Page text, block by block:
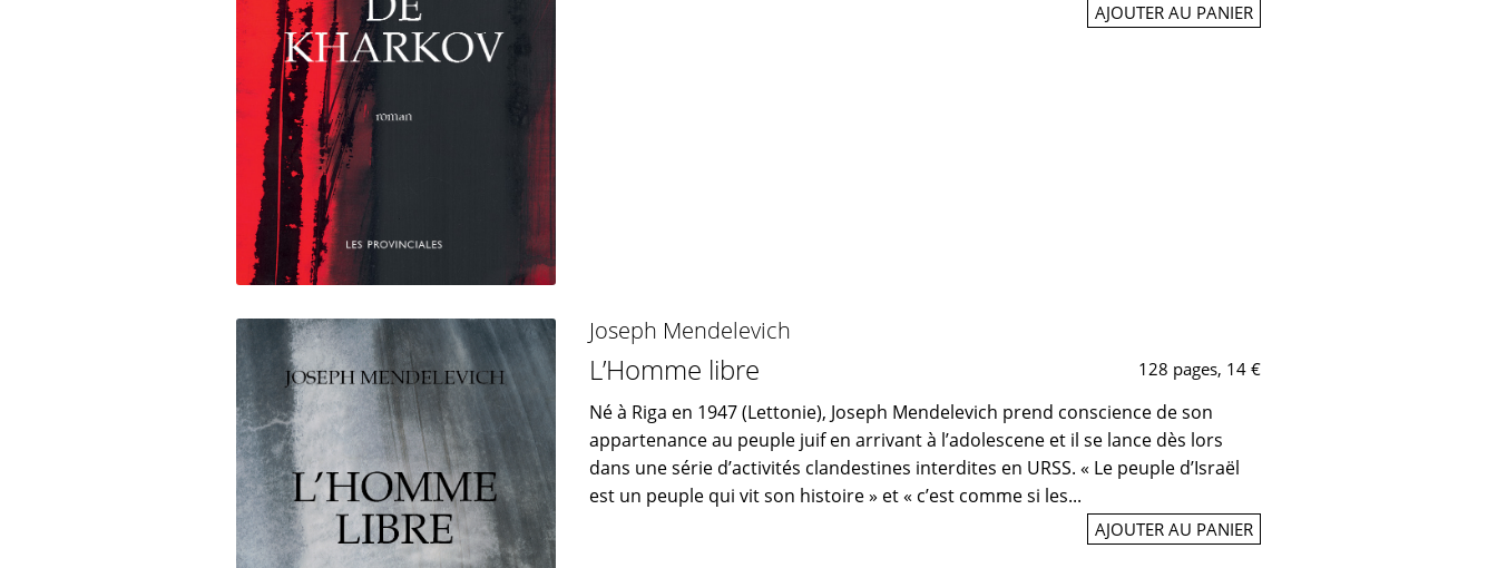
AJOUTER AU PANIER
Joseph Mendelevich
L’Homme libre 128 pages, 14 €
Né à Riga en 1947 (Lettonie), Joseph Mendelevich prend conscience de son
appartenance au peuple juif en arrivant à l’adolescene et il se lance dès lors
dans une série d’activités clandestines interdites en URSS. « Le peuple d’Israël
est un peuple qui vit son histoire » et « c’est comme si les...
AJOUTER AU PANIER